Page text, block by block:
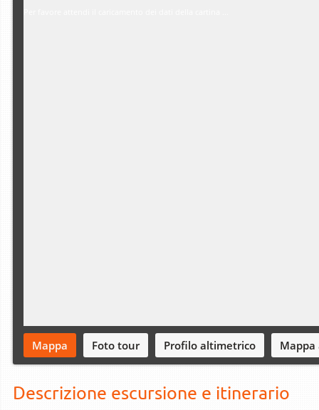
Mappa Foto tour Profilo altimetrico Mappa
Descrizione escursione e itinerario